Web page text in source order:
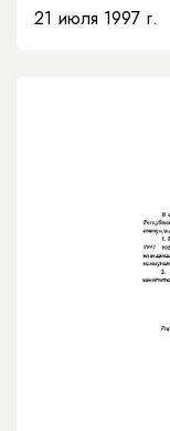
бюджета на
21 июля 1997 г.